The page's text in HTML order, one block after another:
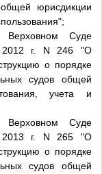
юрисдикции
Верховном Суде
2012 г. N 246 "О
о порядке
судов общей
учета и
Верховном Суде
2013 г. N 265 "О
о порядке
судов общей